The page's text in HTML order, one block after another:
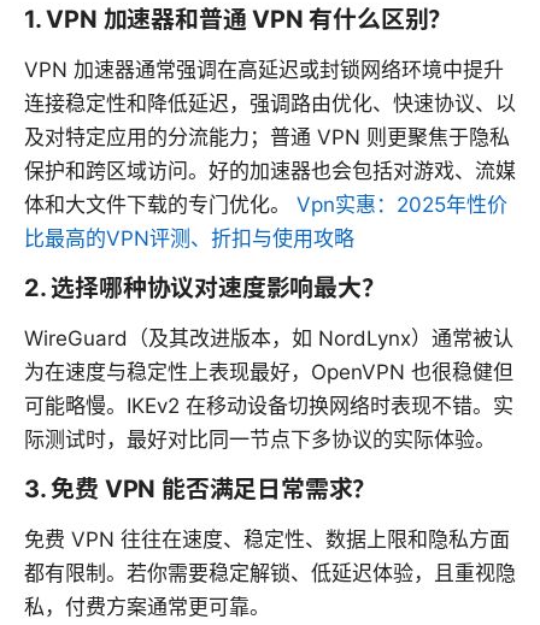
1. VPN 加速器和普通 VPN 有什么区别？
VPN 加速器通常强调在高延迟或封锁网络环境中提升
连接稳定性和降低延迟，强调路由优化、快速协议、以
及对特定应用的分流能力；普通 VPN 则更聚焦于隐私
保护和跨区域访问。好的加速器也会包括对游戏、流媒
体和大文件下载的专门优化。 Vpn实惠：2025年性价
比最高的VPN评测、折扣与使用攻略
2. 选择哪种协议对速度影响最大？
WireGuard（及其改进版本，如 NordLynx）通常被认
为在速度与稳定性上表现最好，OpenVPN 也很稳健但
可能略慢。IKEv2 在移动设备切换网络时表现不错。实
际测试时，最好对比同一节点下多协议的实际体验。
3. 免费 VPN 能否满足日常需求？
免费 VPN 往往在速度、稳定性、数据上限和隐私方面
都有限制。若你需要稳定解锁、低延迟体验，且重视隐
私，付费方案通常更可靠。